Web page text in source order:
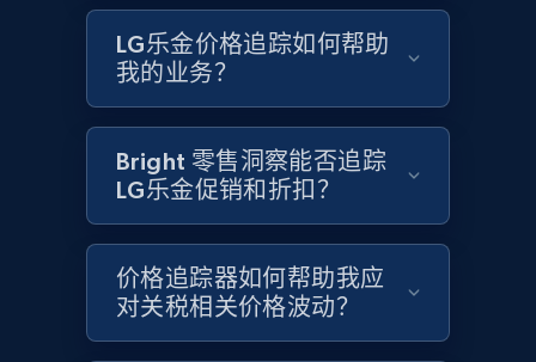
web using keywords
URL, Product id, Title, Product description,
Rating, Reviews count, Images, Variations, and
more.
200+ 立即开始
Home Depot US
URL, Domain, Country code, Model number,
Sku, Product id, Product name, Manufacturer,
LG乐金价格追踪如何帮助
我的业务？
Bright 零售洞察能否追踪
LG乐金促销和折扣？
价格追踪器如何帮助我应
对关税相关价格波动？